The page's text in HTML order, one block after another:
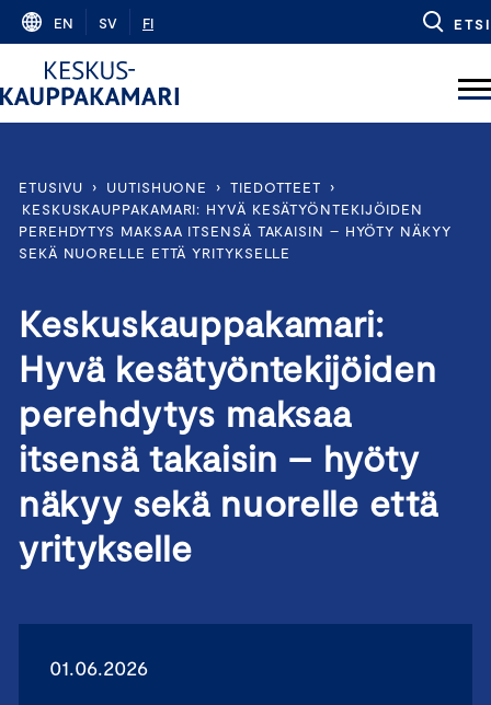
Skip
content
EN SV FI ETSI
ETUSIVU › UUTISHUONE › TIEDOTTEET
›
KESKUSKAUPPAKAMARI: HYVÄ KESÄTYÖNTEKIJÖIDEN
PEREHDYTYS MAKSAA ITSENSÄ TAKAISIN – HYÖTY NÄKYY
SEKÄ NUORELLE ETTÄ YRITYKSELLE
Keskuskauppakamari:
Hyvä kesätyöntekijöiden
perehdytys maksaa
itsensä takaisin – hyöty
näkyy sekä nuorelle että
yritykselle
01.06.2026